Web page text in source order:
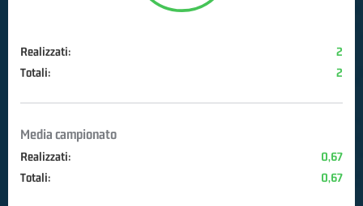
Realizzati:
2
Totali:
2
Media campionato
Realizzati:
0,67
Totali:
0,67